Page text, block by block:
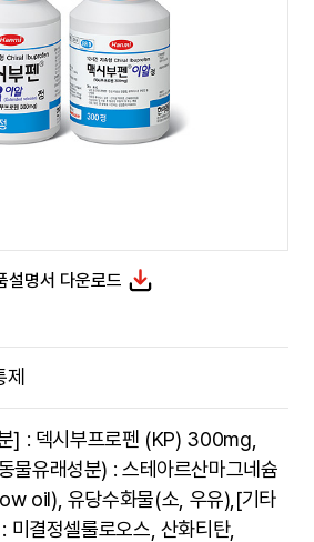
설명서 다운로드
] : 덱시부프로펜 (KP) 300mg,
물유래성분) : 스테아르산마그네슘
oil), 유당수화물(소, 우유),[기타
미결정셀룰로오스, 산화티탄,